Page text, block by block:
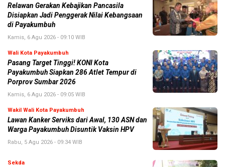
Relawan Gerakan Kebajikan Pancasila
Disiapkan Jadi Penggerak Nilai Kebangsaan
di Payakumbuh
Kamis, 6 Agu 2026 - 09:10 WIB
Wali Kota Payakumbuh
Pasang Target Tinggi! KONI Kota
Payakumbuh Siapkan 286 Atlet Tempur di
Porprov Sumbar 2026
Kamis, 6 Agu 2026 - 09:05 WIB
Wakil Wali Kota Payakumbuh
Lawan Kanker Serviks dari Awal, 130 ASN dan
Warga Payakumbuh Disuntik Vaksin HPV
Rabu, 5 Agu 2026 - 09:34 WIB
Sekda